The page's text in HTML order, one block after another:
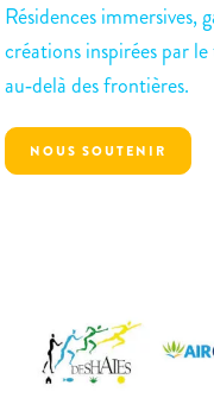
Résidences immersives,
créations inspirées par
au‑delà des frontières.
NOUS SOUTENIR